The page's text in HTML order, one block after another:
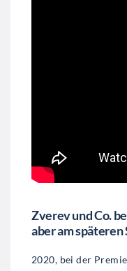
Zverev und Co.
aber am späteren
2020, bei der